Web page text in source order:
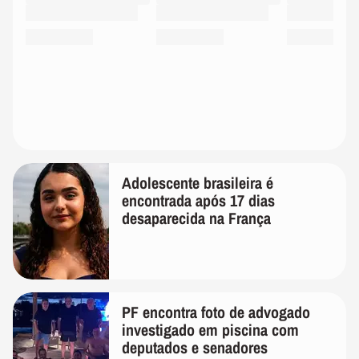
Adolescente brasileira é
encontrada após 17 dias
desaparecida na França
PF encontra foto de advogado
investigado em piscina com
deputados e senadores